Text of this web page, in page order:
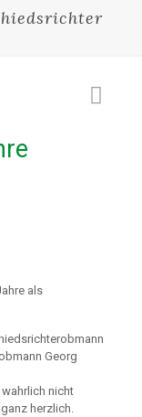
als
Georg
nicht
herzlich.